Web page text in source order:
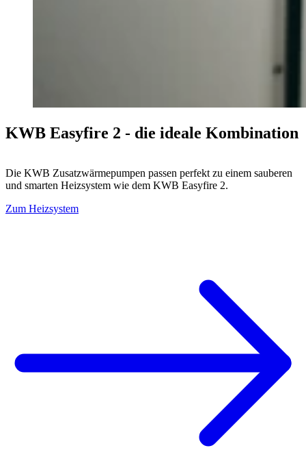
KWB Easyfire 2 - die ideale Kombination
Die KWB Zusatzwärmepumpen passen perfekt zu einem sauberen
und smarten Heizsystem wie dem KWB Easyfire 2.
Zum Heizsystem